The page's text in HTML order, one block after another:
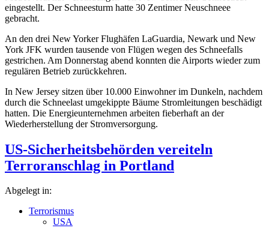
eingestellt. Der Schneesturm hatte 30 Zentimer Neuschneee
gebracht.
An den drei New Yorker Flughäfen LaGuardia, Newark und New
York JFK wurden tausende von Flügen wegen des Schneefalls
gestrichen. Am Donnerstag abend konnten die Airports wieder zum
regulären Betrieb zurückkehren.
In New Jersey sitzen über 10.000 Einwohner im Dunkeln, nachdem
durch die Schneelast umgekippte Bäume Stromleitungen beschädigt
hatten. Die Energieunternehmen arbeiten fieberhaft an der
Wiederherstellung der Stromversorgung.
US-Sicherheitsbehörden vereiteln
Terroranschlag in Portland
Abgelegt in:
Terrorismus
USA